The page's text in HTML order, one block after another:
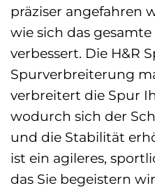
präziser angefahren
wie sich das
verbessert. Die H&R
Spurverbreiterung
verbreitert die Spur
wodurch sich der
und die Stabilität
ist ein agileres,
das Sie begeistern